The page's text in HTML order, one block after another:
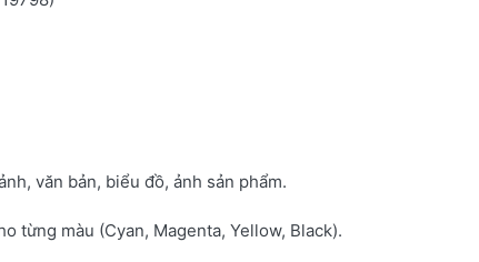
văn bản, biểu đồ, ảnh sản phẩm.
từng màu (Cyan, Magenta, Yellow, Black).